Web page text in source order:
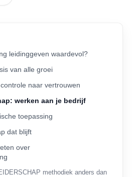
leidinggeven waardevol?
van alle groei
naar vertrouwen
werken aan je bedrijf
toepassing
dat blijft
over
methodiek anders dan